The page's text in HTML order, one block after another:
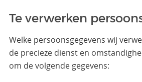
Te verwerken
Welke persoonsgegevens wij
de precieze dienst en
om de volgende gegevens: